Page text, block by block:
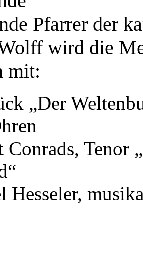
Pfarrer der
wird die
mit:
„Der
Conrads, Tenor
Hesseler,